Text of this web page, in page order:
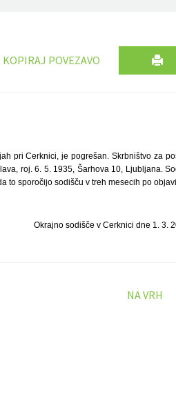
KOPIRAJ POVEZAVO
pri Cerknici, je pogrešan. Skrbništvo za
roj. 6. 5. 1935, Šarhova 10, Ljubljana.
to sporočijo sodišču v treh mesecih po
Okrajno sodišče v Cerknici dne 1. 3.
NA VRH